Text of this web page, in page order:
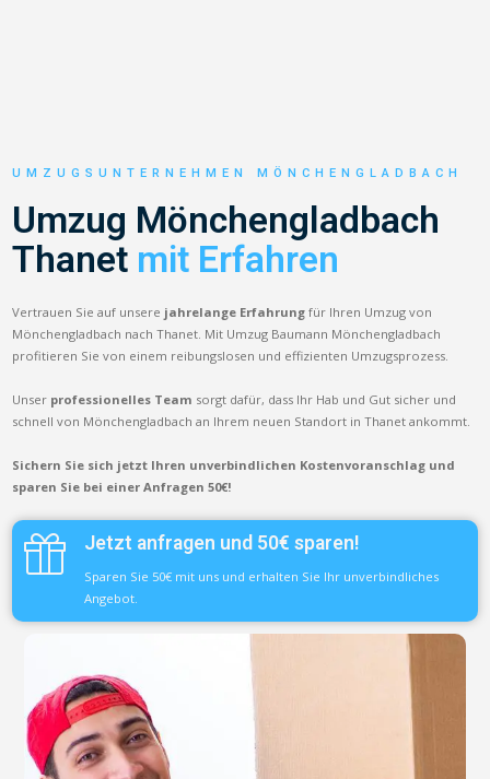
UMZUGSUNTERNEHMEN MÖNCHENGLADBACH
Umzug Mönchengladbach
Thanet mit Erfahren
Vertrauen Sie auf unsere jahrelange Erfahrung für Ihren Umzug von
Mönchengladbach nach Thanet. Mit Umzug Baumann Mönchengladbach
profitieren Sie von einem reibungslosen und effizienten Umzugsprozess.
Unser professionelles Team sorgt dafür, dass Ihr Hab und Gut sicher und
schnell von Mönchengladbach an Ihrem neuen Standort in Thanet ankommt.
Sichern Sie sich jetzt Ihren unverbindlichen Kostenvoranschlag und
sparen Sie bei einer Anfragen 50€!
Jetzt anfragen und 50€ sparen!
Sparen Sie 50€ mit uns und erhalten Sie Ihr unverbindliches
Angebot.